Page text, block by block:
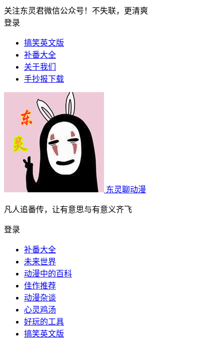
关注东灵君微信公众号！不失联，更清爽
登录
搞笑英文版
补番大全
关于我们
手抄报下载
东灵聊动漫
凡人追番传，让有意思与有意义齐飞
登录
补番大全
未来世界
动漫中的百科
佳作推荐
动漫杂谈
心灵鸡汤
好玩的工具
搞笑英文版